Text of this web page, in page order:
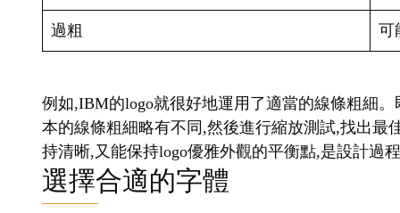
過粗 可
例如,IBM的logo就很好地運用了適當的線條粗細
本的線條粗細略有不同,然後進行縮放測試,找出最
持清晰,又能保持logo優雅外觀的平衡點,是設計過
選擇合適的字體